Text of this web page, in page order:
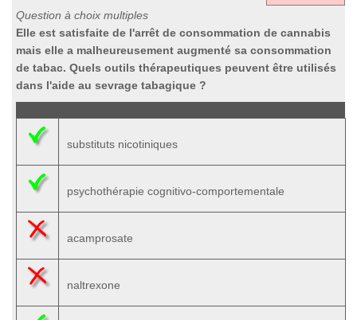
Question à choix multiples
Elle est satisfaite de l'arrêt de consommation de cannabis
mais elle a malheureusement augmenté sa consommation
de tabac. Quels outils thérapeutiques peuvent être utilisés
dans l'aide au sevrage tabagique ?
substituts nicotiniques
psychothérapie cognitivo-comportementale
acamprosate
naltrexone